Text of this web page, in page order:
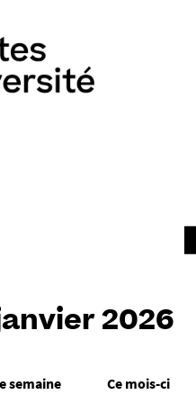
2026
semaine Ce mois-ci